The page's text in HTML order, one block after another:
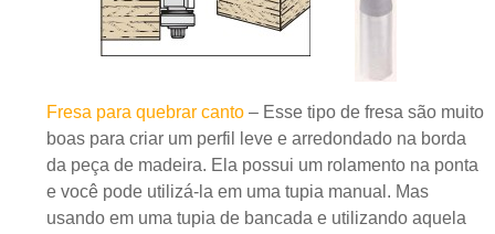
Fresa para quebrar canto – Esse tipo de fresa são muito
boas para criar um perfil leve e arredondado na borda
da peça de madeira. Ela possui um rolamento na ponta
e você pode utilizá-la em uma tupia manual. Mas
usando em uma tupia de bancada e utilizando aquela